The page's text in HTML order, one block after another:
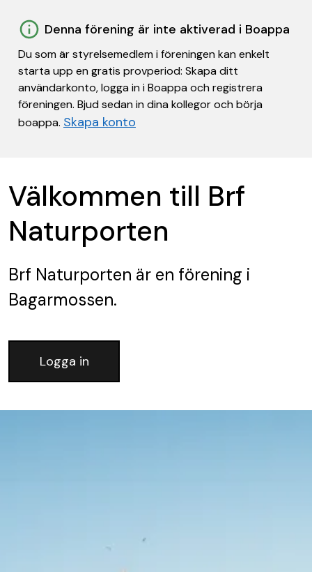
Denna förening är inte aktiverad i Boappa
Du som är styrelsemedlem i föreningen kan enkelt
starta upp en gratis provperiod: Skapa ditt
användarkonto, logga in i Boappa och registrera
föreningen. Bjud sedan in dina kollegor och börja
boappa. Skapa konto
Välkommen till Brf
Naturporten
Brf Naturporten är en förening i
Bagarmossen.
Logga in